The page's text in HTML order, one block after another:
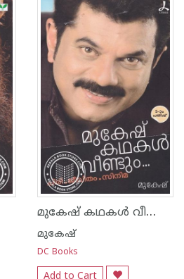
മുകേ‌ഷ് കഥകള്‍ വീണ്ടും ചിരി ജീവിതം സിനിമ
മുകേഷ്
DC Books
Add to Cart